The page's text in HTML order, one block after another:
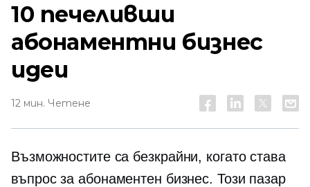
10 печеливши
абонаментни бизнес
идеи
12 мин. Четене
Възможностите са безкрайни, когато става
въпрос за абонаментен бизнес. Този пазар